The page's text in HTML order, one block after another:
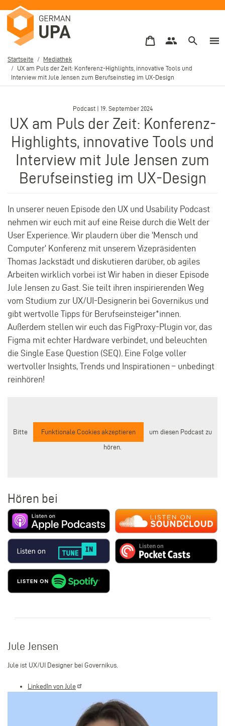
zum
Inhalt
Pfadnavigation
Startseite
Mediathek
UX am Puls der Zeit: Konferenz-Highlights, innovative Tools und
Interview mit Jule Jensen zum Berufseinstieg im UX-Design
Podcast | 19. September 2024
UX am Puls der Zeit: Konferenz-
Highlights, innovative Tools und
Interview mit Jule Jensen zum
Berufseinstieg im UX-Design
In unserer neuen Episode den UX und Usability Podcast
nehmen wir euch mit auf eine Reise durch die Welt der
User Experience. Wir plaudern über die 'Mensch und
Computer' Konferenz mit unserem Vizepräsidenten
Thomas Jackstädt und diskutieren darüber, ob agiles
Arbeiten wirklich vorbei ist Wir haben in dieser Episode
Jule Jensen zu Gast. Sie teilt ihren inspirierenden Weg
vom Studium zur UX/UI-Designerin bei Governikus und
gibt wertvolle Tipps für Berufseinsteiger*innen.
Außerdem stellen wir euch das FigProxy-Plugin vor, das
Figma mit echter Hardware verbindet, und beleuchten
die Single Ease Question (SEQ). Eine Folge voller
wertvoller Insights, Trends und Inspirationen – unbedingt
reinhören!
Bitte Funktionale Cookies akzeptieren
um diesen Podcast zu
hören.
Hören bei
Jule Jensen
Jule ist UX/UI Designer bei Governikus.
LinkedIn vonJule